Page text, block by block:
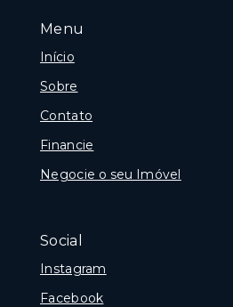
Menu
Início
Sobre
Contato
Financie
Negocie o seu Imóvel
Social
Instagram
Facebook